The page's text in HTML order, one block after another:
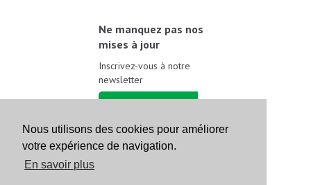
Nous utilisons des cookies pour améliorer
votre expérience de navigation.
En savoir plus
Ne manquez pas nos
mises à jour
Inscrivez-vous à notre
newsletter
Suivez-nous sur les